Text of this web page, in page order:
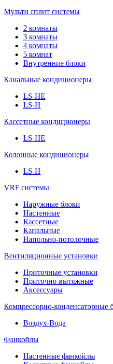
Мульти сплит системы
2 комнаты
3 комнаты
4 комнаты
5 комнат
Внутренние блоки
Канальные кондиционеры
LS-HE
LS-H
Кассетные кондиционеры
LS-HE
Колонные кондиционеры
LS-H
VRF системы
Наружные блоки
Настенные
Кассетные
Канальные
Напольно-потолочные
Вентиляционные установки
Приточные установки
Приточно-вытяжные
Аксессуары
Компрессорно-конденсаторные
Воздух-Вода
Фанкойлы
Настенные фанкойлы